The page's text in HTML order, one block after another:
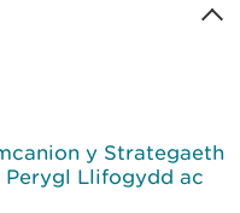
y Strategaeth
Perygl Llifogydd ac